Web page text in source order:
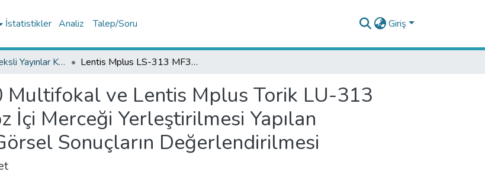
İstatistikler Analiz Talep/Soru Giriş
TR-Dizin İndeksli Yayınlar Koleksiyonu Lentis Mplus LS-313 MF30 Multifokal ve Lentis Mplus Torik LU-313 MF30T Multifokal Torik Göz İçi Merceği Yerleştirilmesi Yapılan Hastalarda Erken Dönem Görsel Sonuçların Değerlendirilmesi
Multifokal ve Lentis Mplus Torik LU-313
Merceği Yerleştirilmesi Yapılan
Sonuçların Değerlendirilmesi